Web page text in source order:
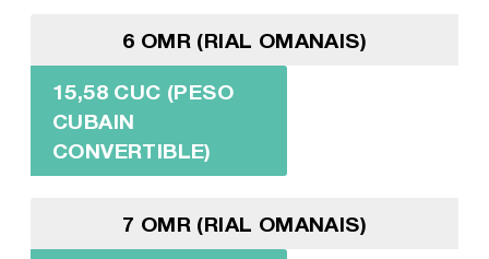
6 OMR (RIAL OMANAIS)
15,58 CUC (PESO
CUBAIN
CONVERTIBLE)
7 OMR (RIAL OMANAIS)